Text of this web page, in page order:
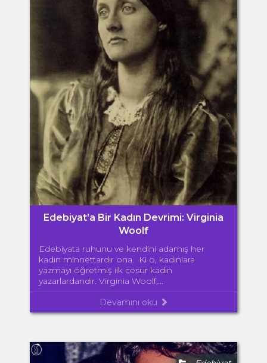
Edebiyat’a Bir Kadın Devrimi: Virginia
Woolf
Edebiyata ruhunu ve kendini adamış her
kadın minnettardır ona. Ki o, kadınlara
yazmayı öğretmiş ilk cesur kadın
yazarlardandır. Virginia Woolf,...
Devamını oku